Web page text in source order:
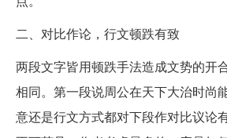
二、对比作论，行文顿跌有致
两段文字皆用顿跌手法造成文势的开
相同。第一段说周公在天下大治时尚
意还是行文方式都对下段作对比议论